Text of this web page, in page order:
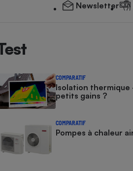
Newsletter
COMPARATIF
Isolation thermique
petits gains ?
COMPARATIF
Pompes à chaleur